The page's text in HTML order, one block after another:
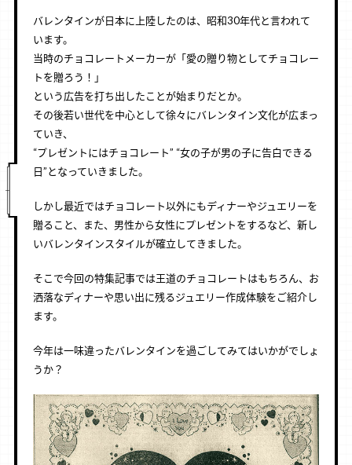
バレンタインが日本に上陸したのは、昭和30年代と言われて
います。
当時のチョコレートメーカーが「愛の贈り物としてチョコレー
トを贈ろう！」
という広告を打ち出したことが始まりだとか。
その後若い世代を中心として徐々にバレンタイン文化が広まっ
ていき、
“プレゼントにはチョコレート” “女の子が男の子に告白できる
日”となっていきました。
しかし最近ではチョコレート以外にもディナーやジュエリーを
贈ること、また、男性から女性にプレゼントをするなど、新し
いバレンタインスタイルが確立してきました。
そこで今回の特集記事では王道のチョコレートはもちろん、お
洒落なディナーや思い出に残るジュエリー作成体験をご紹介し
ます。
今年は一味違ったバレンタインを過ごしてみてはいかがでしょ
うか？